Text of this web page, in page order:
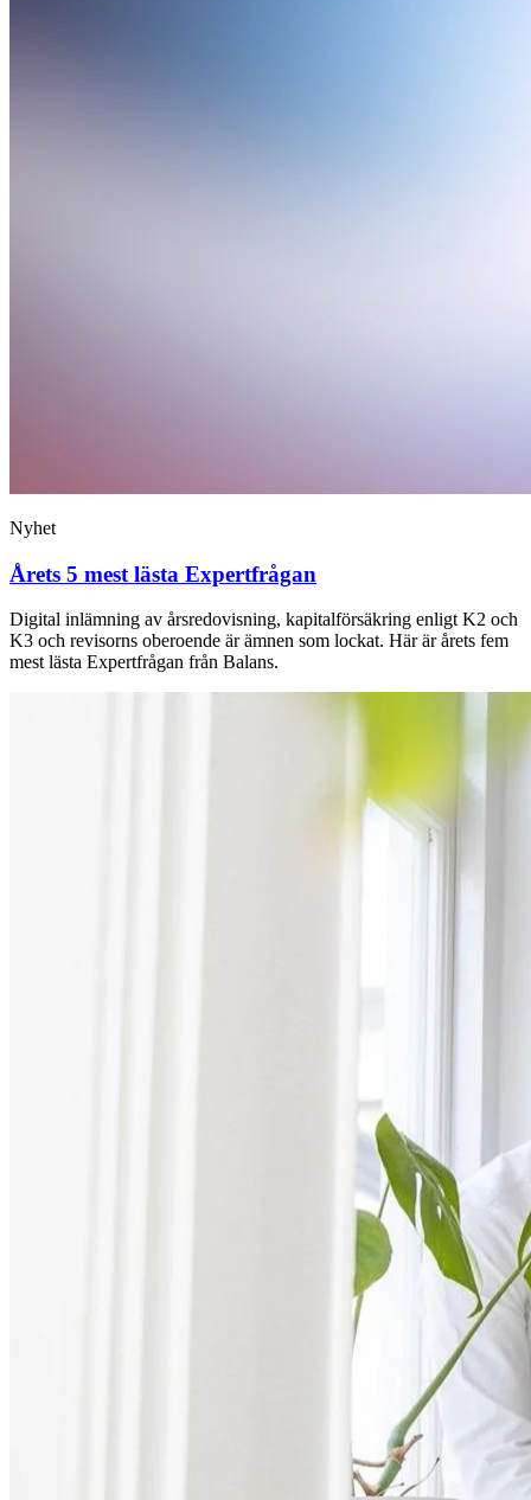
Nyhet
Årets 5 mest lästa Expertfrågan
Digital inlämning av årsredovisning, kapitalförsäkring enligt K2 och
K3 och revisorns oberoende är ämnen som lockat. Här är årets fem
mest lästa Expertfrågan från Balans.